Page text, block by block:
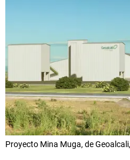
Proyecto Mina Muga, de